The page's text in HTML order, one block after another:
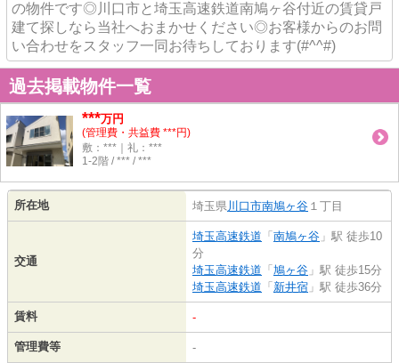
の物件です◎川口市と埼玉高速鉄道南鳩ヶ谷付近の賃貸戸
建て探しなら当社へおまかせください◎お客様からのお問
い合わせをスタッフ一同お待ちしております(#^^#)
過去掲載物件一覧
***万円
(管理費・共益費 ***円)
敷：***｜礼：***
1-2階 / *** / ***
所在地 埼玉県川口市南鳩ヶ谷 １丁目
交通
埼玉高速鉄道 「 南鳩ヶ谷 」駅 徒歩10
分
埼玉高速鉄道 「 鳩ヶ谷 」駅 徒歩15分
埼玉高速鉄道 「 新井宿 」駅 徒歩36分
賃料 -
管理費等 -